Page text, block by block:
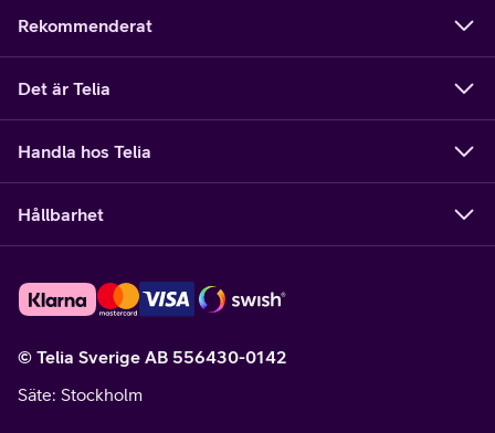
Rekommenderat
Det är Telia
Handla hos Telia
Hållbarhet
© Telia Sverige AB 556430-0142
Säte: Stockholm